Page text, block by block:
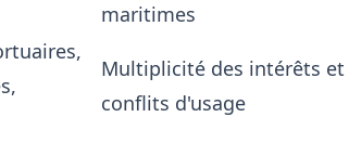
maritimes
Multiplicité des intérêts et
conflits d'usage